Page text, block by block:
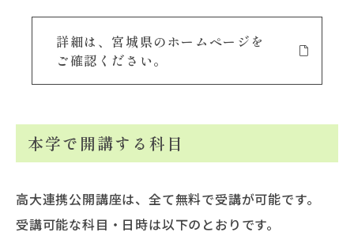
詳細は、宮城県のホームページを
ご確認ください。
本学で開講する科目
高大連携公開講座は、全て無料で受講が可能です。
受講可能な科目・日時は以下のとおりです。